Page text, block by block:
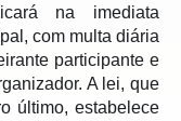
na imediata
com multa diária
participante e
A lei, que
último, estabelece